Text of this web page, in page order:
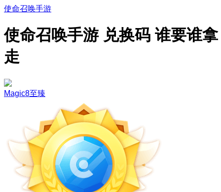
使命召唤手游
使命召唤手游 兑换码 谁要谁拿
走
Magic8至臻